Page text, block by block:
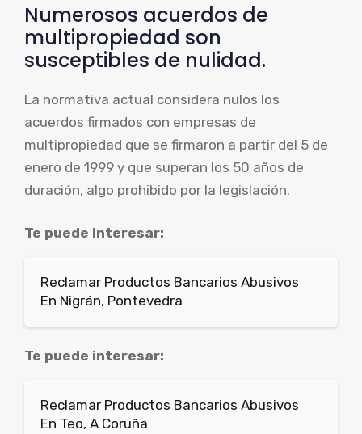
Numerosos acuerdos de
multipropiedad son
susceptibles de nulidad.
La normativa actual considera nulos los
acuerdos firmados con empresas de
multipropiedad que se firmaron a partir del 5 de
enero de 1999 y que superan los 50 años de
duración, algo prohibido por la legislación.
Te puede interesar:
Reclamar Productos Bancarios Abusivos
En Nigrán, Pontevedra
Te puede interesar:
Reclamar Productos Bancarios Abusivos
En Teo, A Coruña